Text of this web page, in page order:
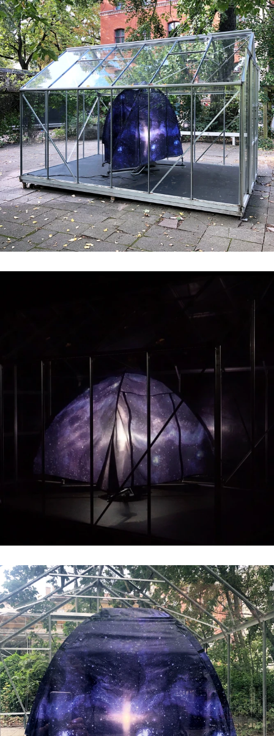
#1 | 2022 Christophe Constantin
//related to limit
#8 | 2021 Michael A. Robinson
#7 | 2021 Stefano Comensoli_Nicolò Colciago
#6 | 2021 Renata Rara Kaminska
#5 | 2021 Birgit Schlieps
#4 | 2021 Ruth Baettig
#3 | 2021 Peter Welz
#2 | 2021 Sêma Bekirović
#1 | 2021 RCO
#4 | 2020 Jason Gringler
#3 | 2020 Lucio Auri
#2 | 2020 Patricia Sandonis
#1 | 2020 Florian Neufeldt
//related to time
#6 | 2019 Christian Gode
#5 | 2018 Ulrike Mohr
#4 | 2018 Ilona Kálnoky
#2 | 2018 Nadja Schöllhammer
#1 | 2018 Christof Zwiener
//related to nature
#5 | 2017 Dorte Visby
#4 | 2017 Henry Stöcker
#3 | 2017 Marianne Jørgensen
#2 | 2017 Elisabeth Sonneck